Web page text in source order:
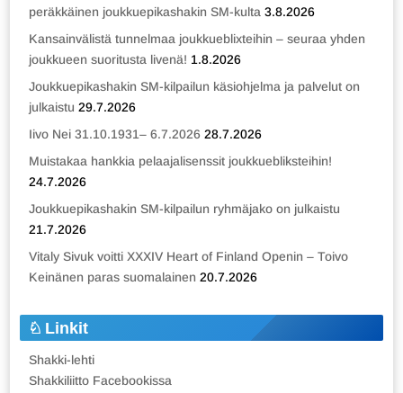
peräkkäinen joukkuepikashakin SM-kulta 3.8.2026
Kansainvälistä tunnelmaa joukkueblixteihin – seuraa yhden
joukkueen suoritusta livenä! 1.8.2026
Joukkuepikashakin SM-kilpailun käsiohjelma ja palvelut on
julkaistu 29.7.2026
Iivo Nei 31.10.1931– 6.7.2026 28.7.2026
Muistakaa hankkia pelaajalisenssit joukkuebliksteihin!
24.7.2026
Joukkuepikashakin SM-kilpailun ryhmäjako on julkaistu
21.7.2026
Vitaly Sivuk voitti XXXIV Heart of Finland Openin – Toivo
Keinänen paras suomalainen 20.7.2026
Linkit
Shakki-lehti
Shakkiliitto Facebookissa